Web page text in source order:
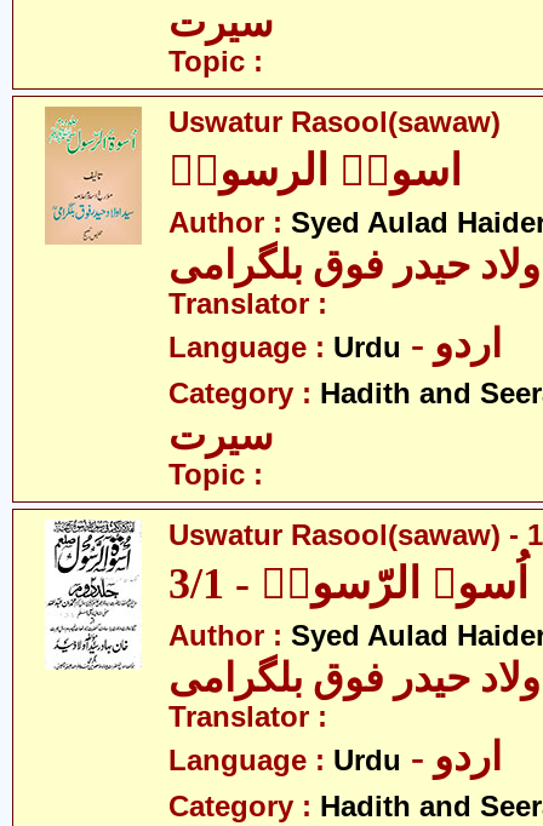
سیرت
Topic :
Uswatur Rasool(sawaw)
اسوۃُ الرسولؐ
Author : Syed Aulad
حیدر فوق بلگرامی
Translator :
Language : Urdu - اردو
Category : Hadith and
سیرت
Topic :
Uswatur Rasool(sawaw) -
اُسوۃ الرّسولؐ - 3/1
Author : Syed Aulad
حیدر فوق بلگرامی
Translator :
Language : Urdu - اردو
Category : Hadith and